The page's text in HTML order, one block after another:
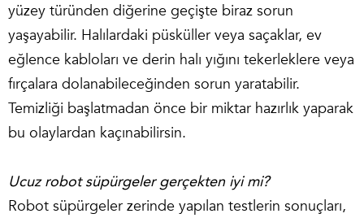
yüzey türünden diğerine geçişte biraz sorun
yaşayabilir. Halılardaki püsküller veya saçaklar, ev
eğlence kabloları ve derin halı yığını tekerleklere veya
fırçalara dolanabileceğinden sorun yaratabilir.
Temizliği başlatmadan önce bir miktar hazırlık yaparak
bu olaylardan kaçınabilirsin.
Ucuz robot süpürgeler gerçekten iyi mi?
Robot süpürgeler zerinde yapılan testlerin sonuçları,